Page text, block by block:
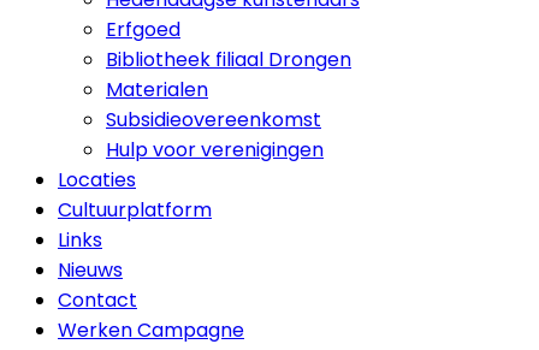
Erfgoed
Bibliotheek filiaal Drongen
Materialen
Subsidieovereenkomst
Hulp voor verenigingen
Locaties
Cultuurplatform
Links
Nieuws
Contact
Werken Campagne